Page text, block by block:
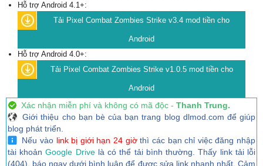
Hỗ trợ Android 4.1+:
Tải Pixel Combat Zombies Strike v3.4 mod tiền cho
Android
Hỗ trợ Android 4.0+:
Tải Pixel Combat Zombies Strike v1.0.5 mod tiền cho
Android
Xác nhận miễn phí và không có mã độc - Thanh Trung.
Giới thiệu cho bạn bè của bạn trang blog dlmod.com để giúp
blog phát triển.
Nếu vào link bị giới hạn 24 giờthì các bạn chỉ việc đăng nhập
tài khoảnGoogle Drivelà có thể tải bình thường. Thấy link tải lỗi
(404), báo ngay dưới bình luận để được sửa link nhanh nhất. Cảm